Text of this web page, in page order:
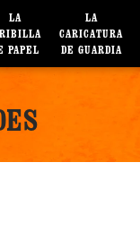
LA
PAPEL
LA
CARICATURA
DE GUARDIA